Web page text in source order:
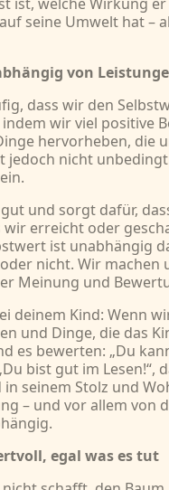
seine Umwelt hat –
von
dass wir den
wir viel positive
hervorheben, die
jedoch nicht
und sorgt dafür,
wir erreicht oder
ist unabhängig
nicht. Wir machen
Meinung und
deinem Kind: Wenn
und Dinge, die das
es bewerten: „Du
bist gut im Lesen!“,
in seinem Stolz und
– und vor allem von
egal was es tut